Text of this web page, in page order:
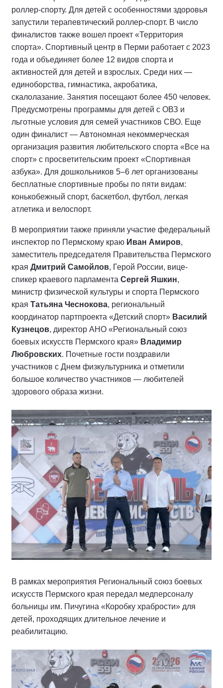
роллер-спорту. Для детей с особенностями здоровья
запустили терапевтический роллер-спорт. В число
финалистов также вошел проект «Территория
спорта». Спортивный центр в Перми работает с 2023
года и объединяет более 12 видов спорта и
активностей для детей и взрослых. Среди них —
единоборства, гимнастика, акробатика,
скалолазание. Занятия посещают более 450 человек.
Предусмотрены программы для детей с ОВЗ и
льготные условия для семей участников СВО. Еще
один финалист — Автономная некоммерческая
организация развития любительского спорта «Все на
спорт» с просветительским проект «Спортивная
азбука». Для дошкольников 5–6 лет организованы
бесплатные спортивные пробы по пяти видам:
конькобежный спорт, баскетбол, футбол, легкая
атлетика и велоспорт.
В мероприятии также приняли участие федеральный
инспектор по Пермскому краю Иван Амиров,
заместитель председателя Правительства Пермского
края Дмитрий Самойлов, Герой России, вице-
спикер краевого парламента Сергей Яшкин,
министр физической культуры и спорта Пермского
края Татьяна Чеснокова, региональный
координатор партпроекта «Детский спорт» Василий
Кузнецов, директор АНО «Региональный союз
боевых искусств Пермского края» Владимир
Любровских. Почетные гости поздравили
участников с Днем физкультурника и отметили
большое количество участников — любителей
здорового образа жизни.
В рамках мероприятия Региональный союз боевых
искусств Пермского края передал медперсоналу
больницы им. Пичугина «Коробку храбрости» для
детей, проходящих длительное лечение и
реабилитацию.